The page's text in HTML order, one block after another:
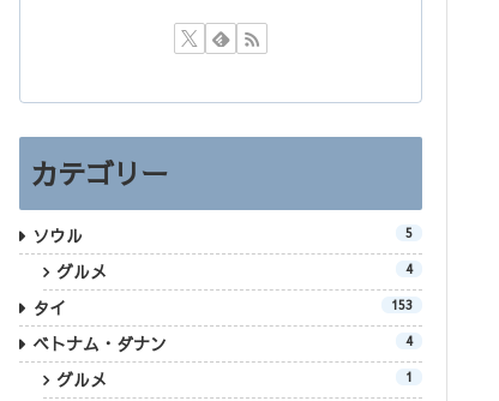
カテゴリー
ソウル 5
グルメ 4
タイ 153
ベトナム・ダナン 4
グルメ 1